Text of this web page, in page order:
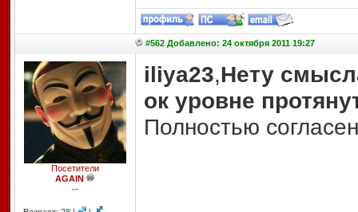
#562 Добавлено: 24 октября 2011 19:27
Посетители
AGAIN
--
iliya23,Нету
ок уровне
Полностью